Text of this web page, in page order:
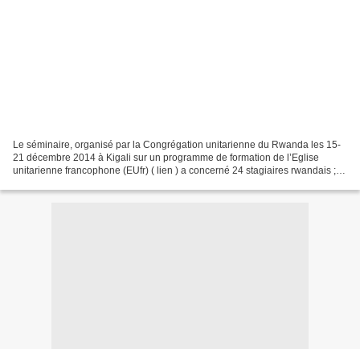
Le séminaire, organisé par la Congrégation unitarienne du Rwanda les 15-
21 décembre 2014 à Kigali sur un programme de formation de l’Eglise
unitarienne francophone (EUfr) ( lien ) a concerné 24 stagiaires rwandais ; il